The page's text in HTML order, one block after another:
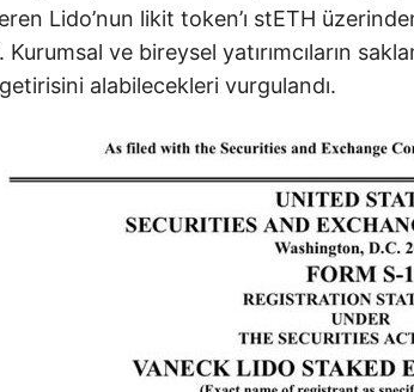
Lido’nun likit token’ı stETH
Kurumsal ve bireysel yatırımcıların
alabilecekleri vurgulandı.